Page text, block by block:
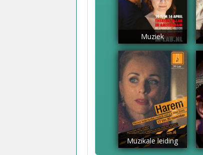
Muziek
Muzikale leiding